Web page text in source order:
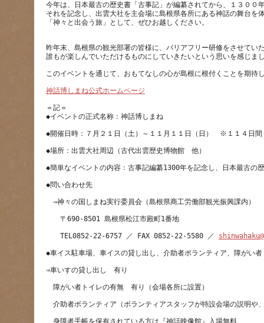
今年は、日本最古の歴史書「古事記」が編纂されてから、１３００
それを記念し、出雲大社を主会場に島根県各所にある神話の舞台を
昨年末、島根県の観光部署の皆様に、バリアフリー研修をさせてい
誰もが楽しんでいただけるものにしていきたいという思いを感じま
このイベントを通じて、おもてなしの心が島根に根付くことを期待
神話博しまね公式ホームページ
＝記＝
TEL0852-22-6757 ／ FAX 0852-22-5580 ／
身障者手帳を保有されている方は『神話映像館』入場無料